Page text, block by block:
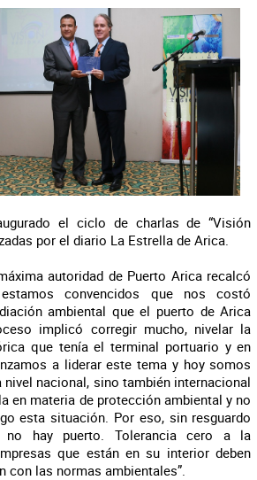
el ciclo de charlas de “Visión
por el diario La Estrella de Arica.
autoridad de Puerto Arica recalcó
estamos convencidos que nos costó
ambiental que el puerto de Arica
implicó corregir mucho, nivelar la
que tenía el terminal portuario y en
a liderar este tema y hoy somos
nacional, sino también internacional
en materia de protección ambiental y no
esta situación. Por eso, sin resguardo
no hay puerto. Tolerancia cero a la
que están en su interior deben
con las normas ambientales”.